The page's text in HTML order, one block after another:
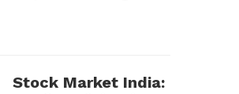
Stock Market India: